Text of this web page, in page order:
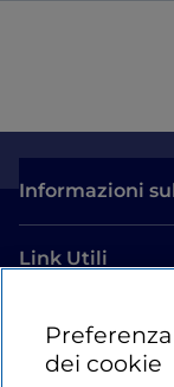
Informazioni
Link Utili
Login
Restiamo in
dei cookie